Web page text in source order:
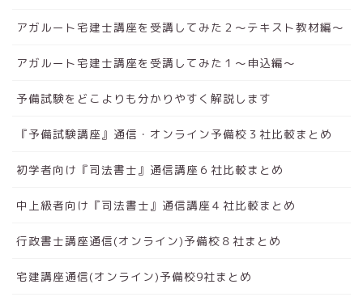
アガルート宅建士講座を受講してみた２～テキスト教材編～
アガルート宅建士講座を受講してみた１～申込編～
予備試験をどこよりも分かりやすく解説します
『予備試験講座』通信・オンライン予備校３社比較まとめ
初学者向け『司法書士』通信講座６社比較まとめ
中上級者向け『司法書士』通信講座４社比較まとめ
行政書士講座通信(オンライン)予備校８社まとめ
宅建講座通信(オンライン)予備校9社まとめ